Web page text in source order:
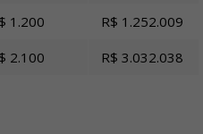
1.200
R$ 1.252.009
2.100 R$ 3.032.038